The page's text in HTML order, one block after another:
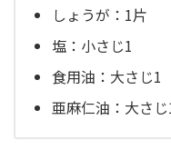
しょうが：1片
塩：小さじ1
食用油：大さじ1
亜麻仁油：大さ